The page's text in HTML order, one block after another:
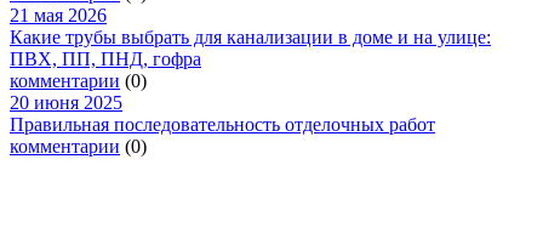
21 мая 2026
Какие трубы выбрать для канализации в доме и на улице:
ПВХ, ПП, ПНД, гофра
комментарии (0)
20 июня 2025
Правильная последовательность отделочных работ
комментарии (0)